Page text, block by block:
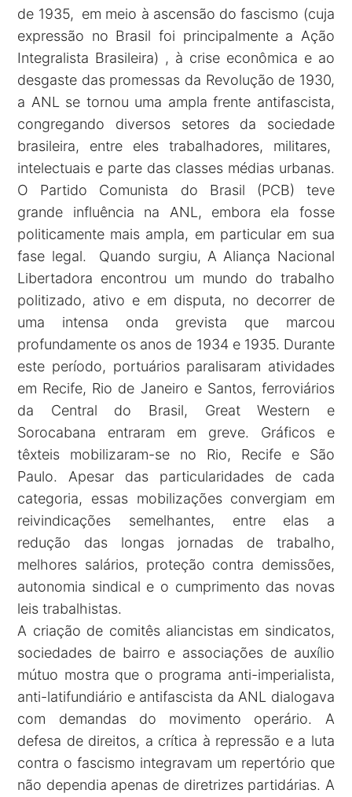
de 1935, em meio à ascensão do fascismo (cuja
expressão no Brasil foi principalmente a Ação
Integralista Brasileira) , à crise econômica e ao
desgaste das promessas da Revolução de 1930,
a ANL se tornou uma ampla frente antifascista,
congregando diversos setores da sociedade
brasileira, entre eles trabalhadores, militares,
intelectuais e parte das classes médias urbanas.
O Partido Comunista do Brasil (PCB) teve
grande influência na ANL, embora ela fosse
politicamente mais ampla, em particular em sua
fase legal. Quando surgiu, A Aliança Nacional
Libertadora encontrou um mundo do trabalho
politizado, ativo e em disputa, no decorrer de
uma intensa onda grevista que marcou
profundamente os anos de 1934 e 1935. Durante
este período, portuários paralisaram atividades
em Recife, Rio de Janeiro e Santos, ferroviários
da Central do Brasil, Great Western e
Sorocabana entraram em greve. Gráficos e
têxteis mobilizaram-se no Rio, Recife e São
Paulo. Apesar das particularidades de cada
categoria, essas mobilizações convergiam em
reivindicações semelhantes, entre elas a
redução das longas jornadas de trabalho,
melhores salários, proteção contra demissões,
autonomia sindical e o cumprimento das novas
leis trabalhistas.
A criação de comitês aliancistas em sindicatos,
sociedades de bairro e associações de auxílio
mútuo mostra que o programa anti-imperialista,
anti-latifundiário e antifascista da ANL dialogava
com demandas do movimento operário. A
defesa de direitos, a crítica à repressão e a luta
contra o fascismo integravam um repertório que
não dependia apenas de diretrizes partidárias. A